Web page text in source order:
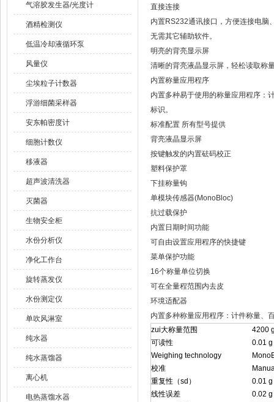
气溶胶发生器/光度计
酒精检测仪
低温冷却液循环泵
风量仪
尘埃粒子计数器
浮游细菌采样器
安东帕密度计
细胞计数仪
移液器
超声波清洗器
灭菌器
生物安全柜
水份分析仪
净化工作台
旋转蒸发仪
水份测定仪
单吹风淋室
纯水器
纯水蒸馏器
离心机
电热蒸馏水器
直接连接
内置RS232通讯接口，方便连接电脑
无需其它辅助软件。
明亮的背亮显示屏
清晰的背亮液晶显示屏，轻松读取称
内置称量应用程序
内置多种易于使用的称量应用程序：
标识。
标准配置 所有型号提供
背亮液晶显示屏
按键触发的内置砝码校正
塑料保护罩
下挂称量钩
单模块传感器(MonoBloc)
抗过载保护
内置日期时间功能
可自由设置应用程序的快捷键
菜单保护功能
16个称量单位切换
可在全量程范围内去皮
环境适配器
内置多种称量应用程序：计件称量、
zui大称量范围
4200
可读性
0.01 g
Weighing technology
校准
重复性（sd）
0.01 g
线性误差
0.02 g